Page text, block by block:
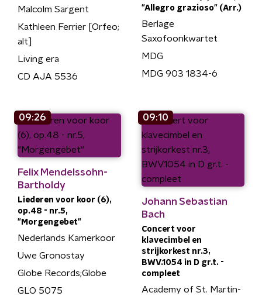
Malcolm Sargent
Kathleen Ferrier [Orfeo;
alt]
Living era
CD AJA 5536
"Allegro grazioso" (Arr.)
Berlage
Saxofoonkwartet
MDG
MDG 903 1834-6
09:26
Felix Mendelssohn-
Bartholdy
Liederen voor koor (6),
op.48 - nr.5,
"Morgengebet"
Nederlands Kamerkoor
Uwe Gronostay
Globe Records;Globe
GLO 5075
09:10
Johann Sebastian
Bach
Concert voor
klavecimbel en
strijkorkest nr.3,
BWV.1054 in D gr.t. -
compleet
Academy of St. Martin-